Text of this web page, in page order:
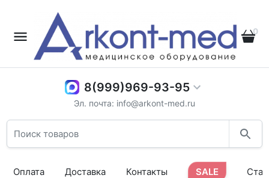
0
8(999)969-93-95
Эл. почта: info@arkont-med.ru
Оплата Доставка Контакты SALE